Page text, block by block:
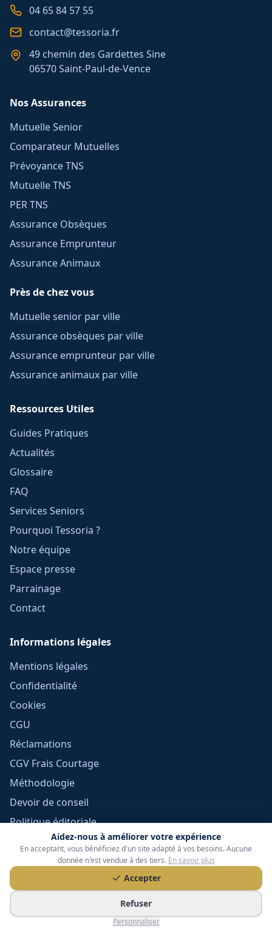
Aidez-nous à améliorer votre expérience
En acceptant, vous bénéficiez d'un site adapté à vos besoins. Aucune
donnée n'est vendue à des tiers. En savoir plus
Accepter
Refuser
Personnaliser
04 65 84 57 55
contact@tessoria.fr
49 chemin des Gardettes Sine
06570 Saint-Paul-de-Vence
Nos Assurances
Mutuelle Senior
Comparateur Mutuelles
Prévoyance TNS
Mutuelle TNS
PER TNS
Assurance Obsèques
Assurance Emprunteur
Assurance Animaux
Près de chez vous
Mutuelle senior par ville
Assurance obsèques par ville
Assurance emprunteur par ville
Assurance animaux par ville
Ressources Utiles
Guides Pratiques
Actualités
Glossaire
FAQ
Services Seniors
Pourquoi Tessoria ?
Notre équipe
Espace presse
Parrainage
Contact
Informations légales
Mentions légales
Confidentialité
Cookies
CGU
Réclamations
CGV Frais Courtage
Méthodologie
Devoir de conseil
Politique éditoriale
Gérer mes cookies